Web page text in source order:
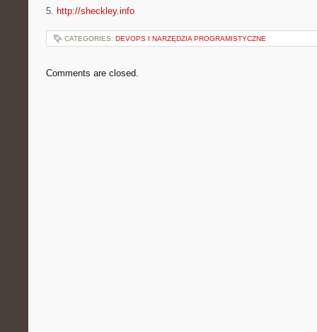
5. http://sheckley.info
CATEGORIES: DEVOPS I NARZĘDZIA PROGRAMISTYCZNE
Comments are closed.